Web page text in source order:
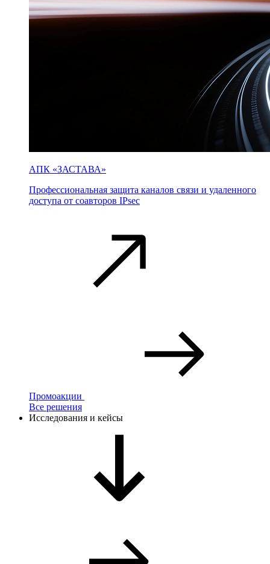
АПК «ЗАСТАВА»
Профессиональная защита каналов связи и удаленного
доступа от соавторов IPsec
Промоакции
Все решения
Исследования и кейсы